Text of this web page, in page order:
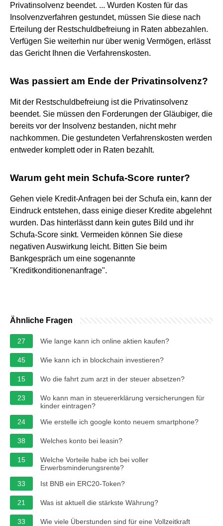
Privatinsolvenz beendet. ... Wurden Kosten für das
Insolvenzverfahren gestundet, müssen Sie diese nach
Erteilung der Restschuldbefreiung in Raten abbezahlen.
Verfügen Sie weiterhin nur über wenig Vermögen, erlässt
das Gericht Ihnen die Verfahrenskosten.
Was passiert am Ende der Privatinsolvenz?
Mit der Restschuldbefreiung ist die Privatinsolvenz
beendet. Sie müssen den Forderungen der Gläubiger, die
bereits vor der Insolvenz bestanden, nicht mehr
nachkommen. Die gestundeten Verfahrenskosten werden
entweder komplett oder in Raten bezahlt.
Warum geht mein Schufa-Score runter?
Gehen viele Kredit-Anfragen bei der Schufa ein, kann der
Eindruck entstehen, dass einige dieser Kredite abgelehnt
wurden. Das hinterlässt dann kein gutes Bild und ihr
Schufa-Score sinkt. Vermeiden können Sie diese
negativen Auswirkung leicht. Bitten Sie beim
Bankgespräch um eine sogenannte
"Kreditkonditionenanfrage".
Ähnliche Fragen
27 Wie lange kann ich online aktien kaufen?
45 Wie kann ich in blockchain investieren?
15 Wo die fahrt zum arzt in der steuer absetzen?
23
Wo kann man in steuererklärung versicherungen für
kinder eintragen?
24
Wie erstelle ich google konto neuem smartphone?
38 Welches konto bei leasin?
15
Welche Vorteile habe ich bei voller
Erwerbsminderungsrente?
33
Ist BNB ein ERC20-Token?
21 Was ist aktuell die stärkste Währung?
33
Wie viele Überstunden sind für eine Vollzeitkraft